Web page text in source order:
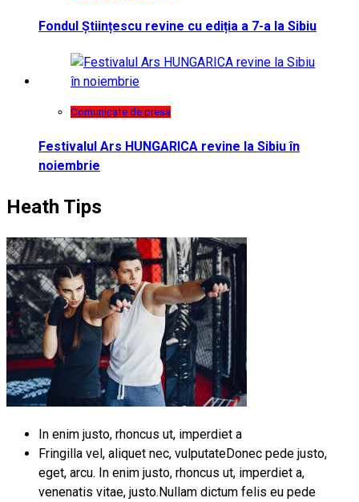
Fondul Științescu revine cu ediția a 7-a la Sibiu
Comunicate de presa
Festivalul Ars HUNGARICA revine la Sibiu în
noiembrie
Heath Tips
In enim justo, rhoncus ut, imperdiet a
Fringilla vel, aliquet nec, vulputateDonec pede justo,
eget, arcu. In enim justo, rhoncus ut, imperdiet a,
venenatis vitae, justo.Nullam dictum felis eu pede